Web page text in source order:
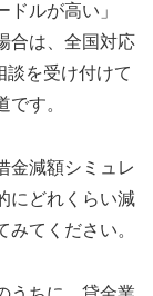
ルが高い」
合は、全国対応
談を受け付けて
す。
金減額シミュレ
にどれくらい減
てください。